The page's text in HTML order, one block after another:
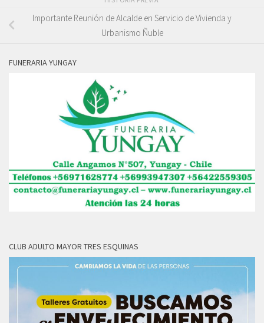
Importante Reunión de Alcalde en Servicio de Vivienda y
Urbanismo Ñuble
FUNERARIA YUNGAY
CLUB ADULTO MAYOR TRES ESQUINAS